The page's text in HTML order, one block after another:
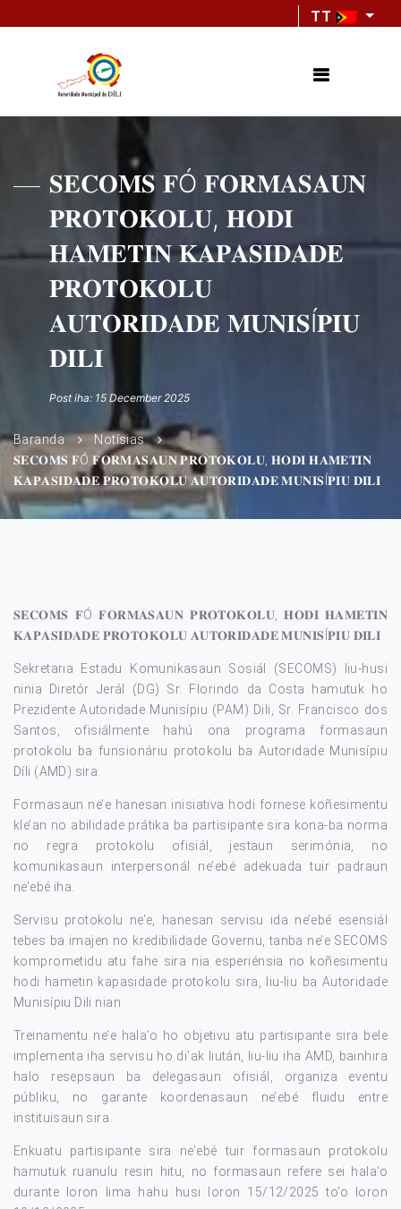
TT
𝐒𝐄𝐂𝐎𝐌𝐒 𝐅Ó 𝐅𝐎𝐑𝐌𝐀𝐒𝐀𝐔𝐍
𝐏𝐑𝐎𝐓𝐎𝐊𝐎𝐋𝐔, 𝐇𝐎𝐃𝐈
𝐇𝐀𝐌𝐄𝐓𝐈𝐍 𝐊𝐀𝐏𝐀𝐒𝐈𝐃𝐀𝐃𝐄
𝐏𝐑𝐎𝐓𝐎𝐊𝐎𝐋𝐔
𝐀𝐔𝐓𝐎𝐑𝐈𝐃𝐀𝐃𝐄 𝐌𝐔𝐍𝐈𝐒Í𝐏𝐈𝐔
𝐃𝐈𝐋𝐈
Post iha: 15 December 2025
Baranda
Notísias
𝐒𝐄𝐂𝐎𝐌𝐒 𝐅Ó 𝐅𝐎𝐑𝐌𝐀𝐒𝐀𝐔𝐍 𝐏𝐑𝐎𝐓𝐎𝐊𝐎𝐋𝐔, 𝐇𝐎𝐃𝐈 𝐇𝐀𝐌𝐄𝐓𝐈𝐍
𝐊𝐀𝐏𝐀𝐒𝐈𝐃𝐀𝐃𝐄 𝐏𝐑𝐎𝐓𝐎𝐊𝐎𝐋𝐔 𝐀𝐔𝐓𝐎𝐑𝐈𝐃𝐀𝐃𝐄 𝐌𝐔𝐍𝐈𝐒Í𝐏𝐈𝐔 𝐃𝐈𝐋𝐈
𝐒𝐄𝐂𝐎𝐌𝐒 𝐅Ó 𝐅𝐎𝐑𝐌𝐀𝐒𝐀𝐔𝐍 𝐏𝐑𝐎𝐓𝐎𝐊𝐎𝐋𝐔, 𝐇𝐎𝐃𝐈 𝐇𝐀𝐌𝐄𝐓𝐈𝐍
𝐊𝐀𝐏𝐀𝐒𝐈𝐃𝐀𝐃𝐄 𝐏𝐑𝐎𝐓𝐎𝐊𝐎𝐋𝐔 𝐀𝐔𝐓𝐎𝐑𝐈𝐃𝐀𝐃𝐄 𝐌𝐔𝐍𝐈𝐒Í𝐏𝐈𝐔 𝐃𝐈𝐋𝐈
Sekretaria Estadu Komunikasaun Sosiál (SECOMS)
liu-husi
ninia Diretór Jerál (DG) Sr. Florindo da Costa hamutuk ho
Prezidente Autoridade Munisípiu (PAM) Dili, Sr. Francisco dos
Santos, ofisiálmente hahú ona programa formasaun
protokolu ba funsionáriu protokolu ba Autoridade Munisípiu
Díli (AMD) sira.
Formasaun ne’e hanesan inisiativa hodi fornese koñesimentu
kle’an no abilidade prátika ba partisipante sira kona-ba norma
no regra protokolu ofisiál, jestaun serimónia, no
komunikasaun interpersonál ne’ebé adekuada tuir padraun
ne’ebé iha.
Servisu protokolu ne’e, hanesan servisu ida ne’ebé esensiál
tebes ba imajen no kredibilidade Governu, tanba ne’e SECOMS
komprometidu atu fahe sira nia esperiénsia no koñesimentu
hodi hametin kapasidade protokolu sira, liu-liu ba Autoridade
Munisípiu Dili nian.
Treinamentu ne’e hala’o ho objetivu atu partisipante sira bele
implementa iha servisu ho di’ak liután, liu-liu iha AMD, bainhira
halo resepsaun ba delegasaun ofisiál, organiza eventu
públiku, no garante koordenasaun ne’ebé fluidu entre
instituisaun sira.
Enkuatu partisipante sira ne’ebé tuir formasaun protokolu
hamutuk ruanulu resin hitu, no formasaun refere sei hala’o
durante loron lima hahu husi loron 15/12/2025 to’o loron